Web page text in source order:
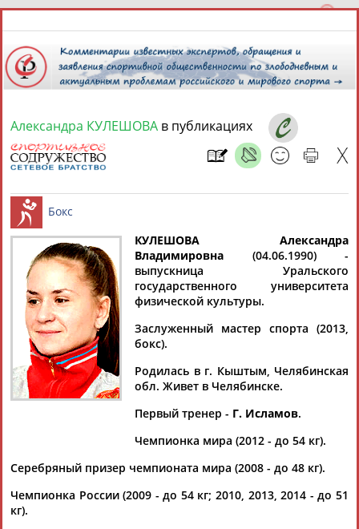
7 августа 2026 года,
СПОРТСМЕНЫ, ТРЕНЕРЫ И СПЕЦИАЛИСТЫ
Найдено: 2персоны Расширенный поиск
Александра
КУЛЕШОВА
Александра
СМИРНОВА
Ваш запрос: "Александра КУЛЕШОВА"
Документы 1-3 из 3 найденных уникальных документов
Дарья Абрамова стала чемпионкой России по боксу
...Анастасия Демурчан (до 70 кг), Ангелина Ганюкова (до 66
кг),
Александра КУЛЕШОВА в публикациях
Бокс
КУЛЕШОВА Александра
Владимировна (04.06.1990) -
выпускница Уральского
государственного университета
физической культуры.
Заслуженный мастер спорта (2013,
бокс).
Родилась в г. Кыштым, Челябинская
обл. Живет в Челябинске.
Первый тренер - Г. Исламов.
Чемпионка мира (2012 - до 54 кг).
Серебряный призер чемпионата мира (2008 - до 48 кг).
Чемпионка России (2009 - до 54 кг; 2010, 2013, 2014 - до 51
кг).